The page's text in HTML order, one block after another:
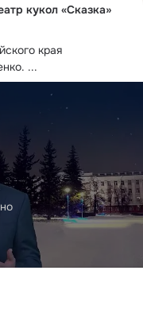
кукол «Сказка»
края
...